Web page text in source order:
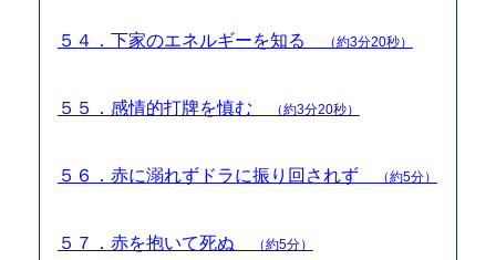
５４．下家のエネルギーを知る （約3分20秒）
５５．感情的打牌を慎む （約3分20秒）
５６．赤に溺れずドラに振り回されず （約5分）
５７．赤を抱いて死ぬ （約5分）